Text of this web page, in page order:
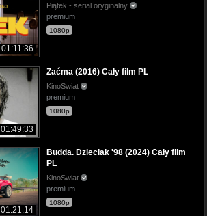
01:11:36
Piątek - serial oryginalny
premium
1080p
01:49:33
Zaćma (2016) Cały film PL
KinoSwiat
premium
1080p
01:21:14
Budda. Dzieciak '98 (2024) Cały film
PL
KinoSwiat
premium
1080p